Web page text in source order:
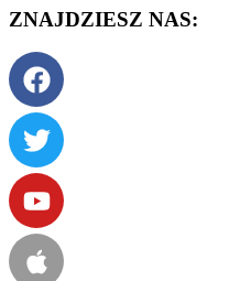
ZNAJDZIESZ NAS: